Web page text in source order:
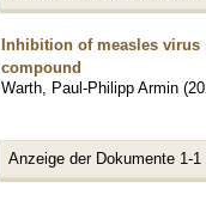
Inhibition of measles
compound
Warth, Paul-Philipp Armin (
Anzeige der Dokumente 1-1